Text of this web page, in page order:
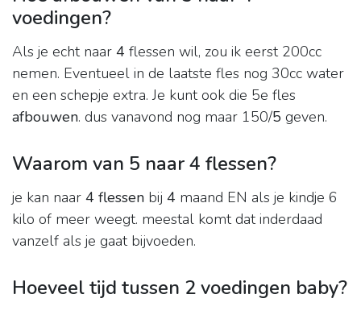
voedingen?
Als je echt naar 4 flessen wil, zou ik eerst 200cc
nemen. Eventueel in de laatste fles nog 30cc water
en een schepje extra. Je kunt ook die 5e fles
afbouwen. dus vanavond nog maar 150/5 geven.
Waarom van 5 naar 4 flessen?
je kan naar 4 flessen bij 4 maand EN als je kindje 6
kilo of meer weegt. meestal komt dat inderdaad
vanzelf als je gaat bijvoeden.
Hoeveel tijd tussen 2 voedingen baby?